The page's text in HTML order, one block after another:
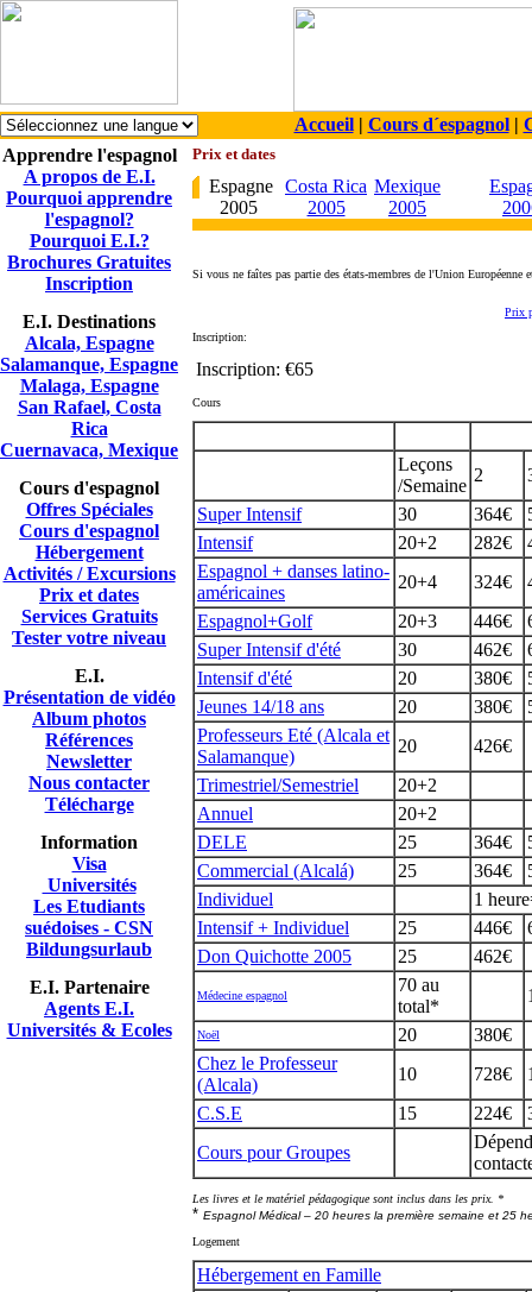
Accueil| Cours d´espagnol|
Apprendre l'espagnol
A propos de E.I.
Pourquoi apprendre
l'espagnol?
Pourquoi E.I.?
Brochures Gratuites
Inscription
E.I. Destinations
Alcala, Espagne
Salamanque, Espagne
Malaga, Espagne
San Rafael, Costa
Rica
Cuernavaca, Mexique
Cours d'espagnol
Offres Spéciales
Cours d'espagnol
Hébergement
Activités / Excursions
Prix et dates
Services Gratuits
Tester votre niveau
E.I.
Présentation de vidéo
Album photos
Références
Newsletter
Nous contacter
Télécharge
Information
Visa
Universités
Les Etudiants
suédoises - CSN
Bildungsurlaub
E.I. Partenaire
Agents E.I.
Universités & Ecoles
Prix et dates
Espagne
2005
Costa Rica
2005
Mexique
2005
Si vous ne faîtes pas partie des états-membres de l'Union Européenne
Prix
Inscription:
Inscription: €65
Cours
Leçons
/Semaine
2
Super Intensif
30 364€
Intensif
20+2 282€
Espagnol + danses latino-
américaines
20+4 324€
Espagnol+Golf
20+3 446€
Super Intensif d'été
30 462€
Intensif d'été
20 380€
Jeunes 14/18 ans
20 380€
Professeurs Eté (Alcala et
Salamanque)
20
426€
Trimestriel/Semestriel
20+2
Annuel
20+2
DELE
25 364€
Commercial (Alcalá)
25 364€
Individuel
1
Intensif + Individuel
25 446€
Don Quichotte 2005
25 462€
Médecine espagnol
70 au
total*
Noël 20
380€
Chez le Professeur
(Alcala)
10 728€
C.S.E
15 224€
Cours pour Groupes
Les livres et le matériel pédagogique sont inclus dans les prix. *
* Espagnol Médical – 20 heures la première semaine et 25
Logement
Hébergement en Famille